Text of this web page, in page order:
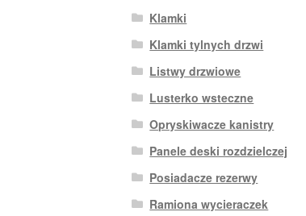
Klamki
Klamki tylnych drzwi
Listwy drzwiowe
Lusterko wsteczne
Opryskiwacze kanistry
Panele deski rozdzielczej
Posiadacze rezerwy
Ramiona wycieraczek